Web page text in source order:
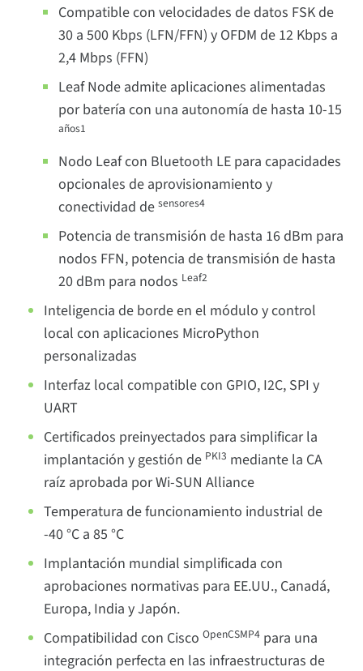
Compatible con velocidades de datos FSK de
30 a 500 Kbps (LFN/FFN) y OFDM de 12 Kbps a
2,4 Mbps (FFN)
Leaf Node admite aplicaciones alimentadas
por batería con una autonomía de hasta 10-15
años1
Nodo Leaf con Bluetooth LE para capacidades
opcionales de aprovisionamiento y
conectividad desensores4
Potencia de transmisión de hasta 16 dBm para
nodos FFN, potencia de transmisión de hasta
20 dBm para nodos Leaf2
Inteligencia de borde en el módulo y control
local con aplicaciones MicroPython
personalizadas
Interfaz local compatible con GPIO, I2C, SPI y
UART
Certificados preinyectados para simplificar la
implantación y gestión de PKI3 mediante la CA
raíz aprobada por Wi-SUN Alliance
Temperatura de funcionamiento industrial de
-40 °C a 85 °C
Implantación mundial simplificada con
aprobaciones normativas para EE.UU., Canadá,
Europa, India y Japón.
Compatibilidad con CiscoOpenCSMP4 para una
integración perfecta en las infraestructuras de